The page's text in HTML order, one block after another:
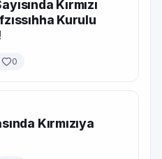
Kırmızı
Kurulu
0
Kırmızıya